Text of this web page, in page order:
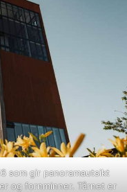
som gir panoramautsikt
og fornminner. Tårnet er